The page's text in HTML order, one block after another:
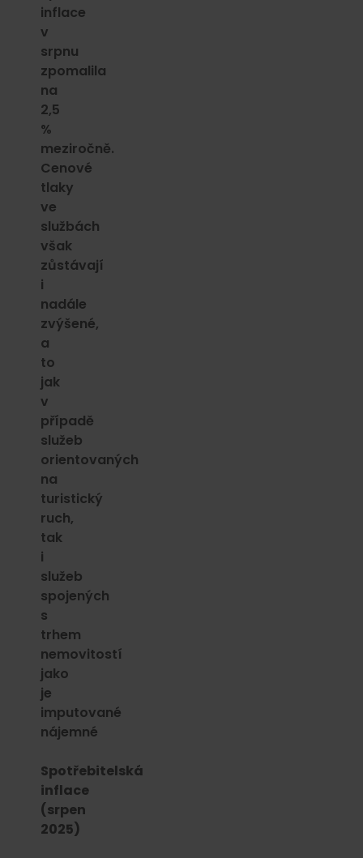
inflace
v
srpnu
zpomalila
na
2,5
%
meziročně.
Cenové
tlaky
ve
službách
však
zůstávají
i
nadále
zvýšené,
a
to
jak
v
případě
služeb
orientovaných
na
turistický
ruch,
tak
i
služeb
spojených
s
trhem
nemovitostí
jako
je
imputované
nájemné
Spotřebitelská
inflace
(srpen
2025)